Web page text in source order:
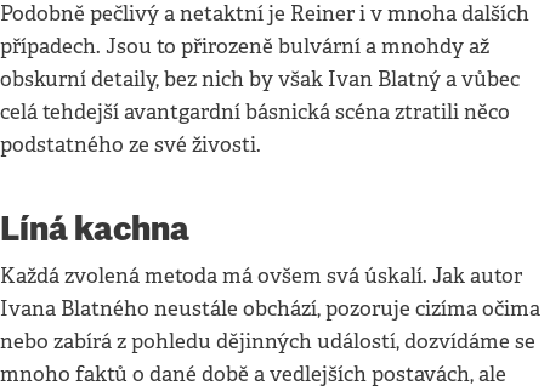
Podobně pečlivý a netaktní je Reiner i v mnoha dalších
případech. Jsou to přirozeně bulvární a mnohdy až
obskurní detaily, bez nich by však Ivan Blatný a vůbec
celá tehdejší avantgardní básnická scéna ztratili něco
podstatného ze své živosti.
Líná kachna
Každá zvolená metoda má ovšem svá úskalí. Jak autor
Ivana Blatného neustále obchází, pozoruje cizíma očima
nebo zabírá z pohledu dějinných událostí, dozvídáme se
mnoho faktů o dané době a vedlejších postavách, ale